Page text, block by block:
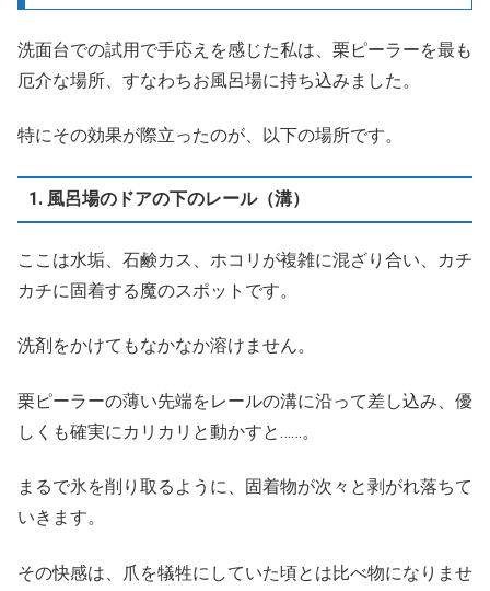
洗面台での試用で手応えを感じた私は、栗ピーラーを最も
厄介な場所、すなわちお風呂場に持ち込みました。
特にその効果が際立ったのが、以下の場所です。
1. 風呂場のドアの下のレール（溝）
ここは水垢、石鹸カス、ホコリが複雑に混ざり合い、カチ
カチに固着する魔のスポットです。
洗剤をかけてもなかなか溶けません。
栗ピーラーの薄い先端をレールの溝に沿って差し込み、優
しくも確実にカリカリと動かすと……。
まるで氷を削り取るように、固着物が次々と剥がれ落ちて
いきます。
その快感は、爪を犠牲にしていた頃とは比べ物になりませ